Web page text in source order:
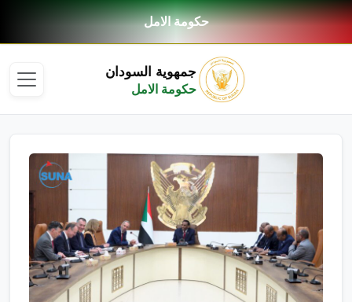
حكومة الامل
جمهوية السودان
حكومة الامل